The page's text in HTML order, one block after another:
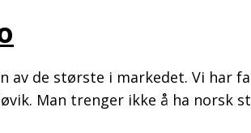
av de største i markedet. Vi har
Man trenger ikke å ha norsk